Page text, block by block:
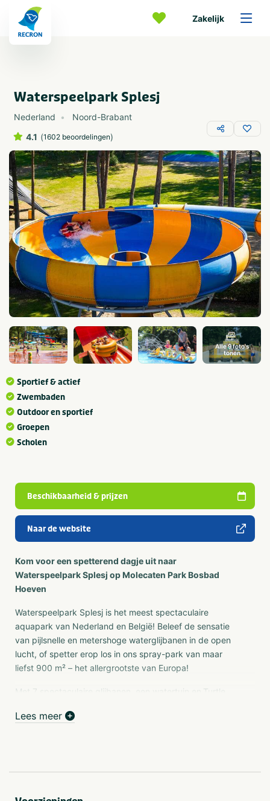
Zakelijk
Waterspeelpark Splesj
Nederland
Noord-Brabant
4.1 (1602 beoordelingen)
Alle 9 foto's
tonen
Sportief & actief
Zwembaden
Outdoor en sportief
Groepen
Scholen
Beschikbaarheid & prijzen
Naar de website
Kom voor een spetterend dagje uit naar
Waterspeelpark Splesj op Molecaten Park Bosbad
Hoeven
Waterspeelpark Splesj is het meest spectaculaire
aquapark van Nederland en België! Beleef de sensatie
van pijlsnelle en metershoge waterglijbanen in de open
lucht, of spetter erop los in ons spray-park van maar
liefst 900 m² – het allergrootste van Europa!
Met 7 spectaculaire glijbanen, een watertuin en
Turtle
leeftijden. Trek gekregen? Haal iets lekkers bij de
onvergetelijke, natte en vrolijke dag!
Lees meer